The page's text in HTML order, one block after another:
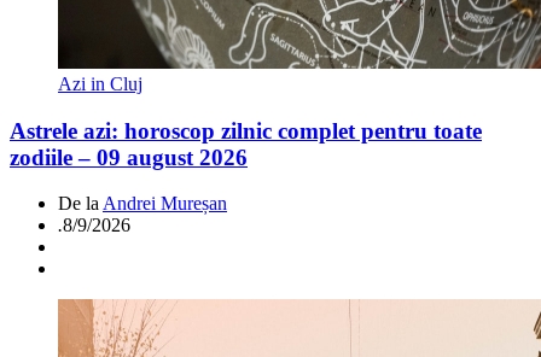
Azi in Cluj
Astrele azi: horoscop zilnic complet pentru toate
zodiile – 09 august 2026
De la Andrei Mureșan
.8/9/2026